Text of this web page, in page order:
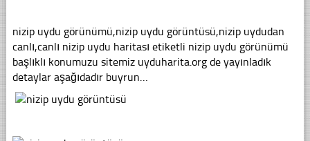
nizip uydu görünümü,nizip uydu görüntüsü,nizip uydudan
canlı,canlı nizip uydu haritası etiketli nizip uydu görünümü
başlıklı konumuzu sitemiz uyduharita.org de yayınladık
detaylar aşağıdadır buyrun…